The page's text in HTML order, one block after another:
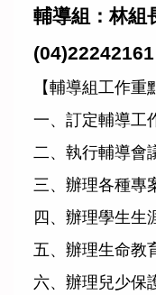
輔導組：林組
【輔導組工作重
一、訂定輔導工
二、執行輔導會
三、辦理各種專
四、辦理學生生
五、辦理生命教
六、辦理兒少保